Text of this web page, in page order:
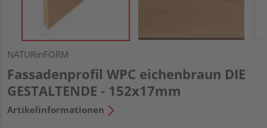
NATURinFORM
Fassadenprofil WPC eichenbraun DIE
GESTALTENDE - 152x17mm
Artikelinformationen